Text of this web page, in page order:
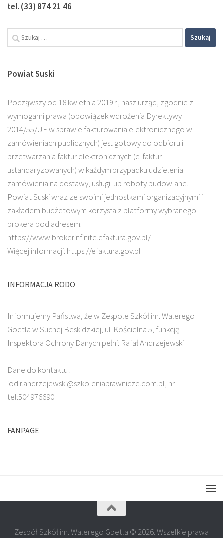
tel. (33) 874 21 46
Szukaj:
Powiat Suski
Począwszy od 18 kwietnia 2019 r., nasz urząd, zgodnie z
wymogami prawa (obowiązek wdrożenia Dyrektywy
2014/55/UE w sprawie fakturowania elektronicznego w
zamówieniach publicznych) jest gotowy do odbioru i
przetwarzania faktur elektronicznych (e-faktur
ustandaryzowanych) w każdym przypadku udzielenia
zamówienia na dostawy, usługi lub roboty budowlane.
Powiat Suski wraz ze swoimi jednostkami organizacyjnymi i
zakładem budżetowym korzysta z platformy wybranego
brokera pod adresem:
https://www.brokerinfinite.efaktura.gov.pl/
Więcej informacji: https://efaktura.gov.pl
INFORMACJA RODO
Informujemy Państwa, że w Zespole Szkół im. Walerego
Goetla w Suchej Beskidzkiej, ul. Kościelna 5, funkcję
Inspektora Ochrony Danych pełni: Rafał Andrzejewski
Dane do kontaktu :
iod.r.andrzejewski@szkoleniaprawnicze.com.pl, nr
tel:504976690
FANPAGE
Zespół Szkół im. Walerego Goetla © 2026. Wszelkie prawa